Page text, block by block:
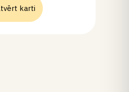
karti